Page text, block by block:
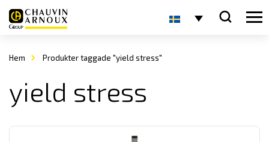
Hem Produkter taggade "yield stress"
yield stress